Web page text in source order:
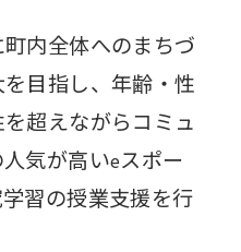
内全体へのまちづ
目指し、年齢・性
超えながらコミュ
気が高いeスポー
習の授業支援を行